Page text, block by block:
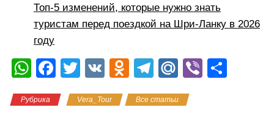
Топ-5 изменений, которые нужно знать
туристам перед поездкой на Шри-Ланку в 2026
году
W
at
F
c
T
tt
V
O
n
T
e
M
.R
Vi
Рубрика Vera_Tour Все статьи